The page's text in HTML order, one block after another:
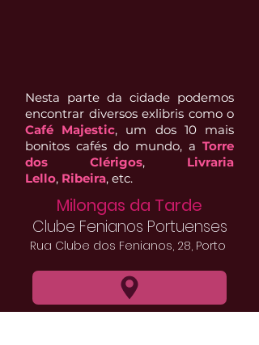
Nesta parte da cidade podemos
encontrar diversos exlibris como o
Café Majestic, um dos 10 mais
bonitos cafés do mundo, a Torre
dos Clérigos, Livraria
Lello, Ribeira, etc.
Milongas da Tarde
Clube Fenianos Portuenses
Rua Clube dos Fenianos, 28, Porto